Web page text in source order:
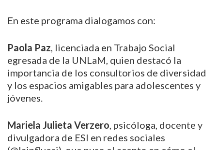
En este programa dialogamos con:
Paola Paz, licenciada en Trabajo Social
egresada de la UNLaM, quien destacó la
importancia de los consultorios de diversidad
y los espacios amigables para adolescentes y
jóvenes.
Mariela Julieta Verzero, psicóloga, docente y
divulgadora de ESI en redes sociales